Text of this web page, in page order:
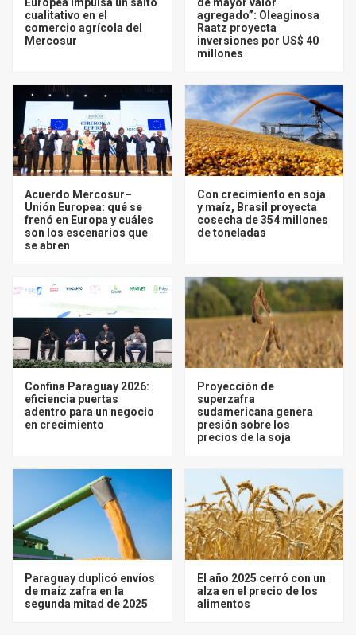
cualitativo en el
comercio agrícola del
Mercosur
agregado”: Oleaginosa
Raatz proyecta
inversiones por US$ 40
millones
Acuerdo Mercosur–
Unión Europea: qué se
frenó en Europa y cuáles
son los escenarios que
se abren
Con crecimiento en soja
y maíz, Brasil proyecta
cosecha de 354 millones
de toneladas
Confina Paraguay 2026:
eficiencia puertas
adentro para un negocio
en crecimiento
Proyección de
superzafra
sudamericana genera
presión sobre los
precios de la soja
Paraguay duplicó envíos
de maíz zafra en la
segunda mitad de 2025
El año 2025 cerró con un
alza en el precio de los
alimentos